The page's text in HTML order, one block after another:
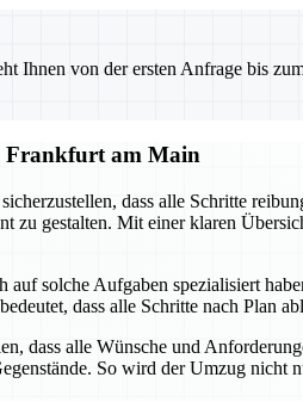
Ihnen von der ersten Anfrage bis
Frankfurt am Main
dass alle Schritte
gestalten. Mit einer klaren
solche Aufgaben spezialisiert
dass alle Schritte nach Plan
dass alle Wünsche und
So wird der Umzug nicht